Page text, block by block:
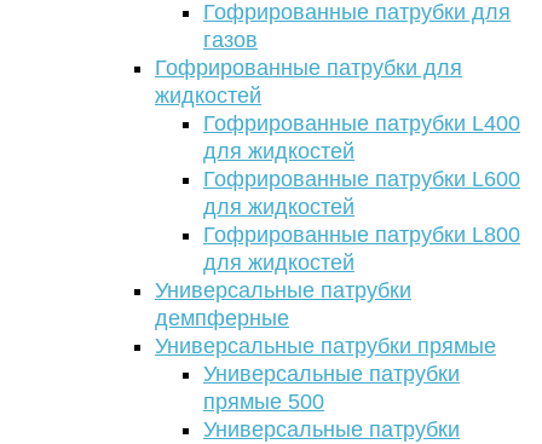
Гофрированные патрубки для
газов
Гофрированные патрубки для
жидкостей
Гофрированные патрубки L400
для жидкостей
Гофрированные патрубки L600
для жидкостей
Гофрированные патрубки L800
для жидкостей
Универсальные патрубки
демпферные
Универсальные патрубки прямые
Универсальные патрубки
прямые 500
Универсальные патрубки